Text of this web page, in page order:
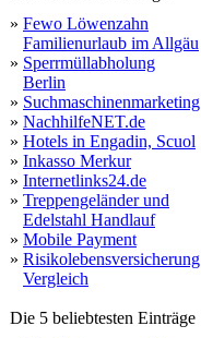
» Fewo Löwenzahn
Familienurlaub im Allgäu
» Sperrmüllabholung
Berlin
» Suchmaschinenmarketing
» NachhilfeNET.de
» Hotels in Engadin, Scuol
» Inkasso Merkur
» Internetlinks24.de
» Treppengeländer und
Edelstahl Handlauf
» Mobile Payment
» Risikolebensversicherung
Vergleich
Die 5 beliebtesten Einträge